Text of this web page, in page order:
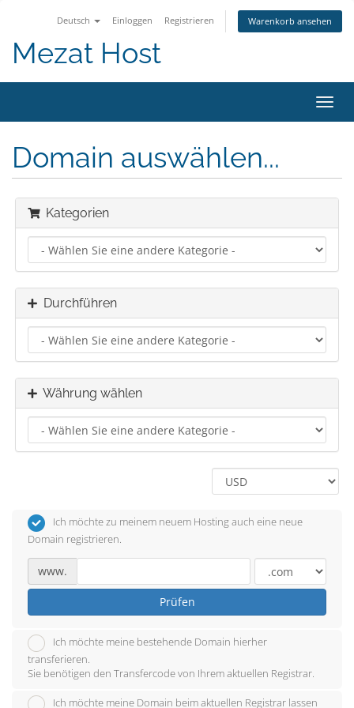
Deutsch Einloggen Registrieren Warenkorb ansehen
Mezat Host
ein-/
Domain auswählen...
Kategorien
Durchführen
Währung wählen
Ich möchte zu meinem neuem Hosting auch eine neue
Domain registrieren.
www.
Prüfen
Ich möchte meine bestehende Domain hierher
transferieren.
Sie benötigen den Transfercode von Ihrem aktuellen Registrar.
Ich möchte meine Domain beim aktuellen Registrar lassen